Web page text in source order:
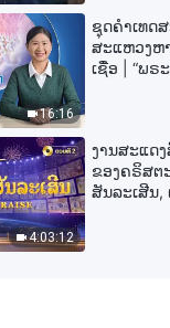
4:34
12:37
ພຣະທຳປະຈຳວັນ
ເຂົ້າສູ່ຊີວິດ | ຄັດຕ
10:43
ພຣະທຳປະຈຳວັນ
ເຂົ້າສູ່ຊີວິດ | ຄັດ
16:16
ຊຸດຄຳເທດ
ສະແຫວງຫ
ເຊື່ອ | “ພຣ
4:03:12
ງານສະແດ
ຂອງຄຣິສຕ
ສັນລະເສີນ,